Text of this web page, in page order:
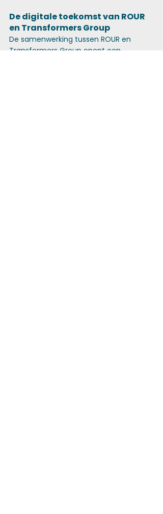
De digitale toekomst van ROUR
en Transformers Group
De samenwerking tussen ROUR en
Transformers Group opent een